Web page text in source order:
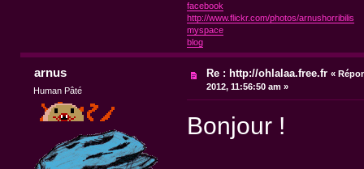
facebook
http://www.flickr.com/photos/arnushorribilis
myspace
blog
arnus
Human Pâté
Re : http://ohlalaa.free.fr «
2012, 11:56:50 am »
Bonjour !